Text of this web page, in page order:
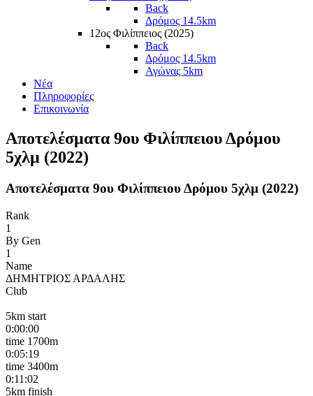
Back
Δρόμος 14.5km
12ος Φιλίππειος (2025)
Back
Δρόμος 14.5km
Αγώνας 5km
Νέα
Πληροφορίες
Επικοινωνία
Αποτελέσματα 9ου Φιλίππειου Δρόμου
5χλμ (2022)
Αποτελέσματα 9ου Φιλίππειου Δρόμου 5χλμ (2022)
Rank
1
By Gen
1
Name
ΔΗΜΗΤΡΙΟΣ ΑΡΔΑΛΗΣ
Club
5km start
0:00:00
time 1700m
0:05:19
time 3400m
0:11:02
5km finish